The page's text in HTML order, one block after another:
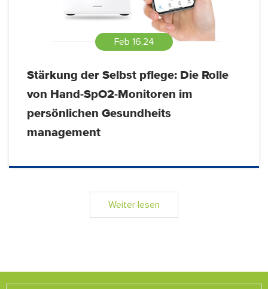
Feb 16,24
Stärkung der Selbst pflege: Die Rolle
von Hand-SpO2-Monitoren im
persönlichen Gesundheits
management
Weiter lesen